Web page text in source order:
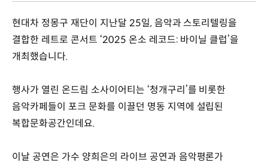
현대차 정몽구 재단이 지난달 25일, 음악과 스토리텔링을
결합한 레트로 콘서트 ‘2025 온소 레코드: 바이닐 클럽’을
개최했습니다.
행사가 열린 온드림 소사이어티는 ‘청개구리’를 비롯한
음악카페들이 포크 문화를 이끌던 명동 지역에 설립된
복합문화공간인데요.
이날 공연은 가수 양희은의 라이브 공연과 음악평론가